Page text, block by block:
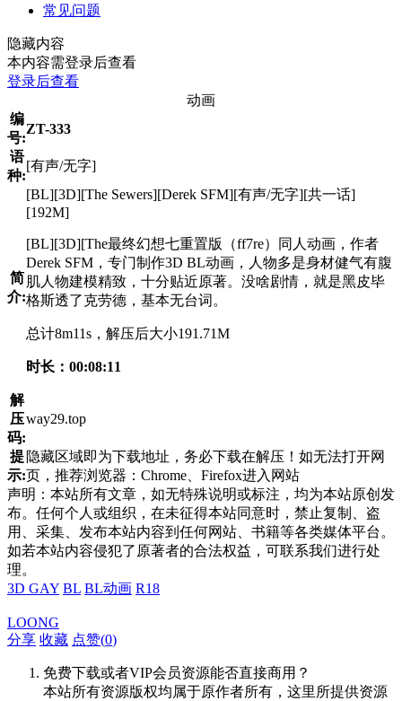
常见问题
隐藏内容
本内容需登录后查看
登录后查看
动画
编
号:
ZT-333
语
种:
[有声/无字]
简
介:
[BL][3D][The Sewers][Derek SFM][有声/无字][共一话]
[192M]
[BL][3D][The最终幻想七重置版（ff7re）同人动画，作者
Derek SFM，专门制作3D BL动画，人物多是身材健气有腹
肌人物建模精致，十分贴近原著。没啥剧情，就是黑皮毕
格斯透了克劳德，基本无台词。
总计8m11s，解压后大小191.71M
时长：00:08:11
解
压
码:
way29.top
提
示:
隐藏区域即为下载地址，务必下载在解压！如无法打开网
页，推荐浏览器：Chrome、Firefox进入网站
声明：本站所有文章，如无特殊说明或标注，均为本站原创发
布。任何个人或组织，在未征得本站同意时，禁止复制、盗
用、采集、发布本站内容到任何网站、书籍等各类媒体平台。
如若本站内容侵犯了原著者的合法权益，可联系我们进行处
理。
3D GAY BL BL动画 R18
LOONG
分享 收藏 点赞(0)
免费下载或者VIP会员资源能否直接商用？
本站所有资源版权均属于原作者所有，这里所提供资源